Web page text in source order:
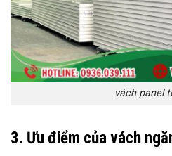
vách panel
3. Ưu điểm của vách